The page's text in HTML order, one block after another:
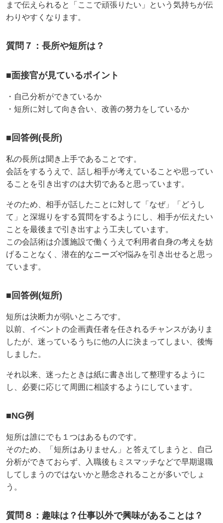
まで伝えられると「ここで頑張りたい」という気持ちが伝
わりやすくなります。
質問７：長所や短所は？
■面接官が見ているポイント
・自己分析ができているか
・短所に対して向き合い、改善の努力をしているか
■回答例(長所)
私の長所は聞き上手であることです。
会話をするうえで、話し相手が考えていることや思ってい
ることを引き出すのは大切であると思っています。
そのため、相手が話したことに対して「なぜ」「どうし
て」と深堀りをする質問をするようにし、相手が伝えたい
ことを最後まで引き出すよう工夫しています。
この会話術は介護施設で働くうえで利用者自身の考えを妨
げることなく、潜在的なニーズや悩みを引き出せると思っ
ています。
■回答例(短所)
短所は決断力が弱いところです。
以前、イベントの企画責任者を任されるチャンスがありま
したが、迷っているうちに他の人に決まってしまい、後悔
しました。
それ以来、迷ったときは紙に書き出して整理するように
し、必要に応じて周囲に相談するようにしています。
■NG例
短所は誰にでも１つはあるものです。
そのため、「短所はありません」と答えてしまうと、自己
分析ができておらず、入職後もミスマッチなどで早期退職
してしまうのではないかと懸念されることが多いでしょ
う。
質問８：趣味は？仕事以外で興味があることは？